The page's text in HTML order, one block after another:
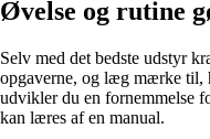
Øvelse og rutine
Selv med det bedste udstyr
opgaverne, og læg mærke til,
udvikler du en fornemmelse
kan læres af en manual.